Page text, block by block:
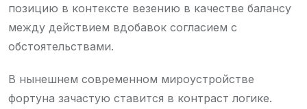
позицию в контексте везению в качестве балансу
между действием вдобавок согласием с
обстоятельствами.
В нынешнем современном мироустройстве
фортуна зачастую ставится в контраст логике.